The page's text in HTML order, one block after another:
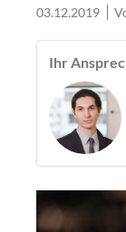
03.12.2019
Ihr